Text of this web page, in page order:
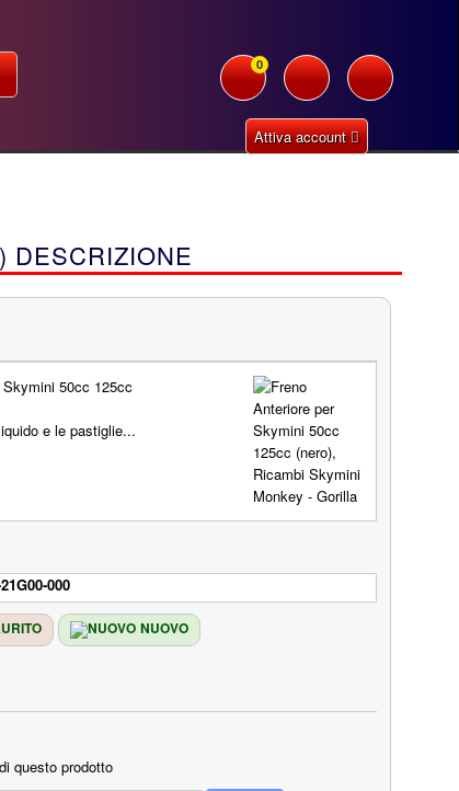
0
Attiva account
DESCRIZIONE
50cc 125cc
e le pastiglie...
000
NUOVO
questo prodotto